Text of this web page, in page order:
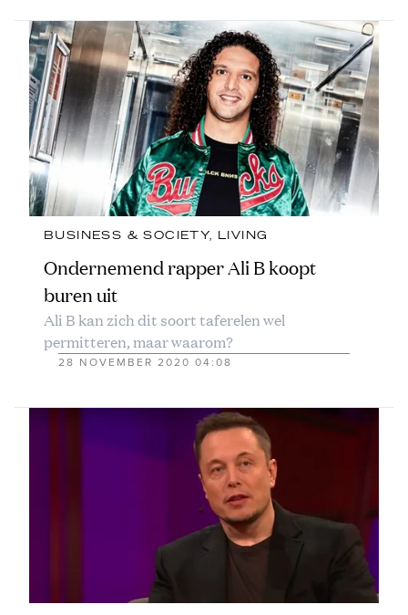
BUSINESS & SOCIETY, LIVING
Ondernemend rapper Ali B koopt
buren uit
Ali B kan zich dit soort taferelen wel
permitteren, maar waarom?
28 NOVEMBER 2020 04:08